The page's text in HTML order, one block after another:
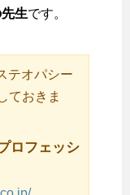
生です。
テオパシー
ておきま
ロフェッシ